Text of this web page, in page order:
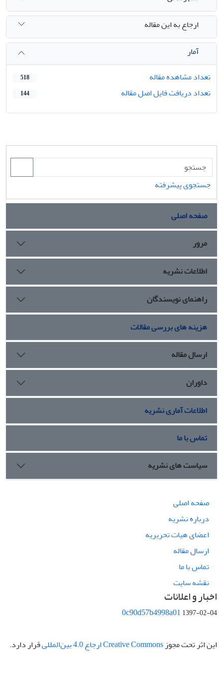
ارجاع به این مقاله
آمار
تعداد مشاهده مقاله
518
تعداد دریافت فایل اصل مقاله 144
جستجوی پیشرفته
صفحه اصلی
مرور
اطلاعات نشریه
راهنمای نویسندگان
هزینه های بررسی مقالات
ارسال مقاله
داوران
اطلاعات آماری نشریه
تماس با ما
سیاست های نشریه
صفحه اصلی
درباره نشریه
اعضای هیات تحریریه
ارسال مقاله
تماس با ما
نقشه سایت
اخبار و اعلانات
0c90d57b4998a011397-02-04
این اثر تحت مجوز Creative Commons ارجاع 4.0 بین‌المللی قرار دارد.